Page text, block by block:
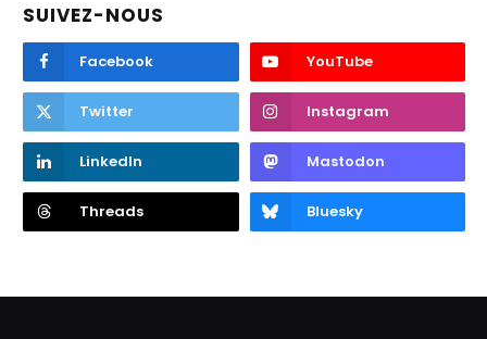
SUIVEZ-NOUS
Facebook YouTube
Twitter Instagram
LinkedIn Mastodon
Threads Bluesky